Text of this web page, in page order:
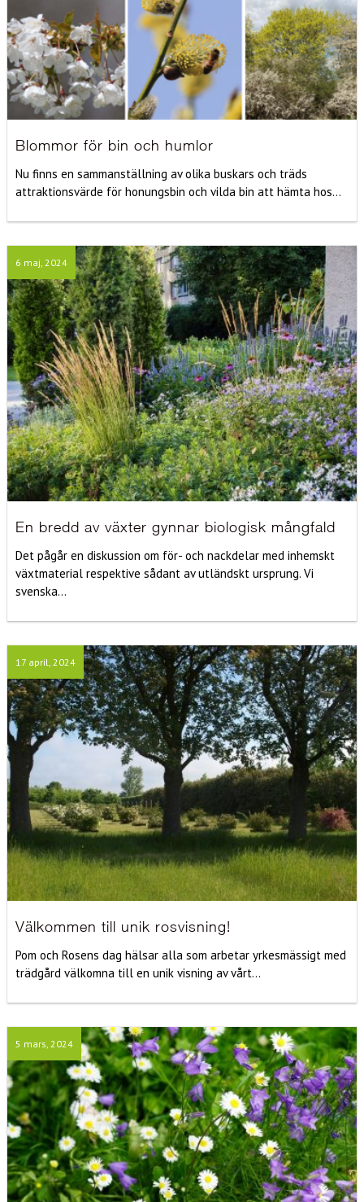
Blommor för bin och humlor
Nu finns en sammanställning av olika buskars och träds
attraktionsvärde för honungsbin och vilda bin att hämta hos...
6 maj, 2024
En bredd av växter gynnar biologisk mångfald
Det pågår en diskussion om för- och nackdelar med inhemskt
växtmaterial respektive sådant av utländskt ursprung. Vi
svenska...
17 april, 2024
Välkommen till unik rosvisning!
Pom och Rosens dag hälsar alla som arbetar yrkesmässigt med
trädgård välkomna till en unik visning av vårt...
5 mars, 2024